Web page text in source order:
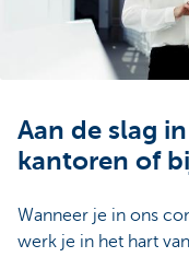
Aan de slag
kantoren of
Wanneer je in ons
werk je in het hart